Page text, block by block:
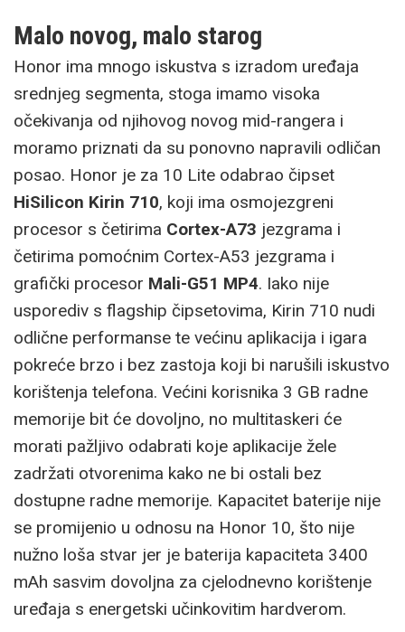
Malo novog, malo starog
Honor ima mnogo iskustva s izradom uređaja
srednjeg segmenta, stoga imamo visoka
očekivanja od njihovog novog mid-rangera i
moramo priznati da su ponovno napravili odličan
posao. Honor je za 10 Lite odabrao čipset
HiSilicon Kirin 710, koji ima osmojezgreni
procesor s četirima Cortex-A73 jezgrama i
četirima pomoćnim Cortex-A53 jezgrama i
grafički procesor Mali-G51 MP4. Iako nije
usporediv s flagship čipsetovima, Kirin 710 nudi
odlične performanse te većinu aplikacija i igara
pokreće brzo i bez zastoja koji bi narušili iskustvo
korištenja telefona. Većini korisnika 3 GB radne
memorije bit će dovoljno, no multitaskeri će
morati pažljivo odabrati koje aplikacije žele
zadržati otvorenima kako ne bi ostali bez
dostupne radne memorije. Kapacitet baterije nije
se promijenio u odnosu na Honor 10, što nije
nužno loša stvar jer je baterija kapaciteta 3400
mAh sasvim dovoljna za cjelodnevno korištenje
uređaja s energetski učinkovitim hardverom.